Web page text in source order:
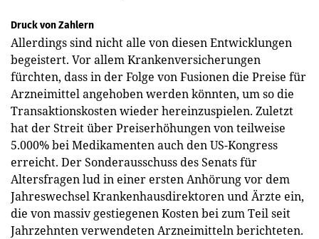
Druck von Zahlern
Allerdings sind nicht alle von diesen Entwicklungen
begeistert. Vor allem Krankenversicherungen
fürchten, dass in der Folge von Fusionen die Preise für
Arzneimittel angehoben werden könnten, um so die
Transaktionskosten wieder hereinzuspielen. Zuletzt
hat der Streit über Preiserhöhungen von teilweise
5.000% bei Medikamenten auch den US-Kongress
erreicht. Der Sonderausschuss des Senats für
Altersfragen lud in einer ersten Anhörung vor dem
Jahreswechsel Krankenhausdirektoren und Ärzte ein,
die von massiv gestiegenen Kosten bei zum Teil seit
Jahrzehnten verwendeten Arzneimitteln berichteten.